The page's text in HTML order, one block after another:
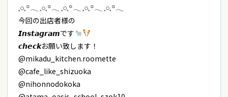
𓈒𓏸𓈒꙳𓂃 𓈒𓏸𓈒꙳𓂃 𓈒𓏸𓈒꙳𓂃 𓈒𓏸𓈒꙳𓂃 𓈒𓏸𓈒꙳𓂃
今回の出店者様の
𝙄𝙣𝙨𝙩𝙖𝙜𝙧𝙖𝙢です
𝙘𝙝𝙚𝙘𝙠お願い致します！
@mikadu_kitchen.roomette
@cafe_like_shizuoka
@nihonnodokoka